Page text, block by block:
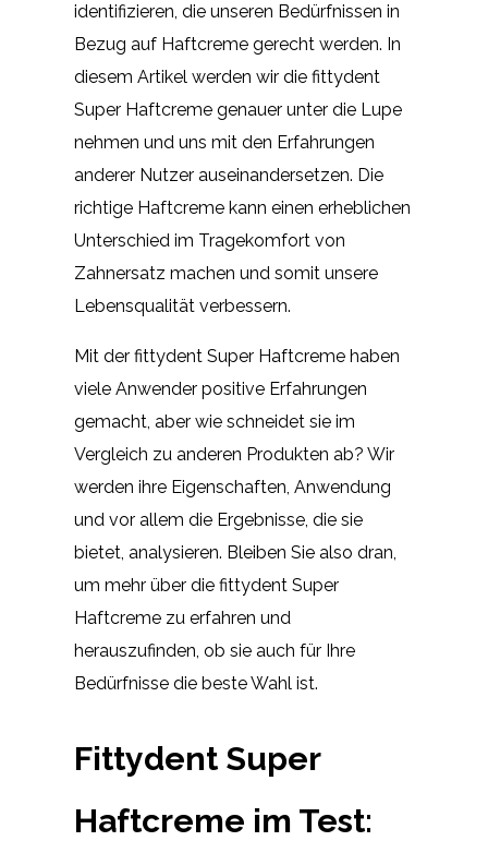
identifizieren, die unseren Bedürfnissen in
Bezug auf Haftcreme gerecht werden. In
diesem Artikel werden wir die fittydent
Super Haftcreme genauer unter die Lupe
nehmen und uns mit den Erfahrungen
anderer Nutzer auseinandersetzen. Die
richtige Haftcreme kann einen erheblichen
Unterschied im Tragekomfort von
Zahnersatz machen und somit unsere
Lebensqualität verbessern.
Mit der fittydent Super Haftcreme haben
viele Anwender positive Erfahrungen
gemacht, aber wie schneidet sie im
Vergleich zu anderen Produkten ab? Wir
werden ihre Eigenschaften, Anwendung
und vor allem die Ergebnisse, die sie
bietet, analysieren. Bleiben Sie also dran,
um mehr über die fittydent Super
Haftcreme zu erfahren und
herauszufinden, ob sie auch für Ihre
Bedürfnisse die beste Wahl ist.
Fittydent Super
Haftcreme im Test: